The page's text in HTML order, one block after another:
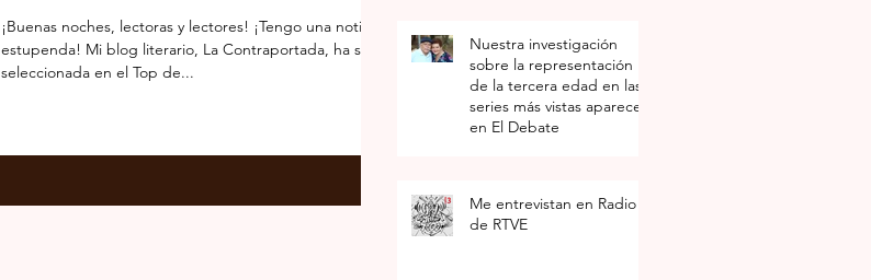
Escritores de Letra
Minúscula
¡Buenas noches, lectoras y lectores! ¡Tengo una noticia
estupenda! Mi blog literario, La Contraportada, ha sido
seleccionada en el Top de...
Nuestra investigación
sobre la representación
de la tercera edad en las
series más vistas aparece
en El Debate
Me entrevistan en Radio 3
de RTVE